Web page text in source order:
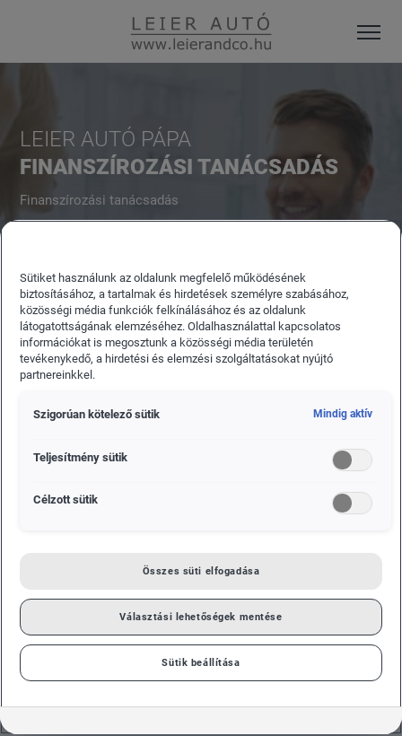
LEIER AUTÓ PÁPA
FINANSZÍROZÁSI TANÁCSADÁS
Finanszírozási tanácsadás
Sokféleképpen lehet Öné álmai autója. Találja meg
Sütiket használunk az oldalunk megfelelő működésének
biztosításához, a tartalmak és hirdetések személyre szabásához,
közösségi média funkciók felkínálásához és az oldalunk
látogatottságának elemzéséhez. Oldalhasználattal kapcsolatos
információkat is megosztunk a közösségi média területén
tevékenykedő, a hirdetési és elemzési szolgáltatásokat nyújtó
partnereinkkel.
Szigorúan kötelező sütik Mindig aktív
Teljesítmény sütik
Célzott sütik
Összes süti elfogadása
Választási lehetőségek mentése
Sütik beállítása